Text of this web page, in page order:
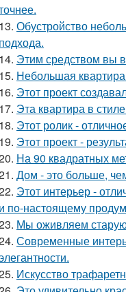
13. Обустройство
подхода.
14. Этим средством вы
15. Небольшая
16. Этот проект
17. Эта квартира в
18. Этот ролик -
19. Этот проект -
На 90 квадратных
Дом - это больше,
Этот интерьер -
и по-настоящему
Мы оживляем
Современные
Искусство